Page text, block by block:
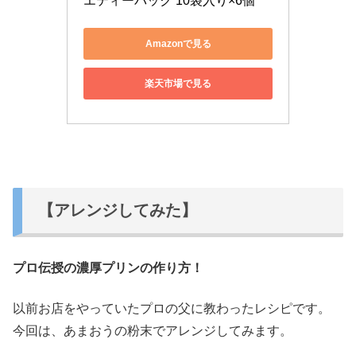
Amazonで見る
楽天市場で見る
【アレンジしてみた】
プロ伝授の濃厚プリンの作り方！
以前お店をやっていたプロの父に教わったレシピです。
今回は、あまおうの粉末でアレンジしてみます。